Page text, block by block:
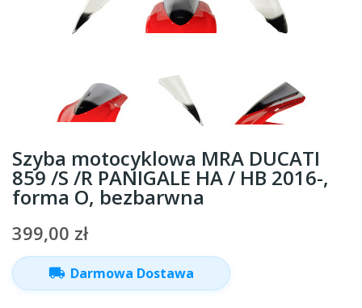
Szyba motocyklowa MRA DUCATI
859 /S /R PANIGALE HA / HB 2016-,
forma O, bezbarwna
399,00 zł
local_shipping Darmowa Dostawa